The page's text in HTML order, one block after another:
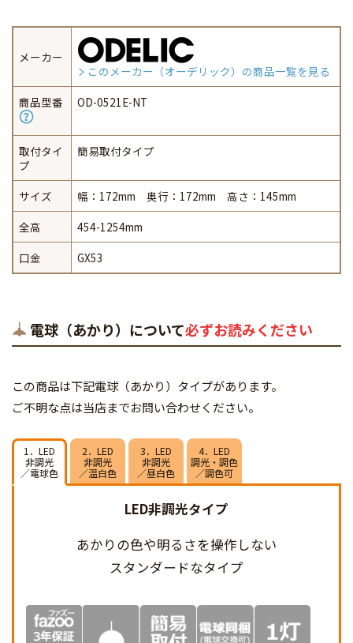
メーカー
このメーカー（オーデリック）の商品一覧を見る
商品型番
OD-0521E-NT
取付タイ
プ
簡易取付タイプ
サイズ
幅：172mm 奥行：172mm 高さ：145mm
全高
454-1254mm
口金
GX53
電球（あかり）について必ずお読みください
この商品は下記電球（あかり）タイプがあります。
ご不明な点は当店までお問い合わせください。
1．LED
非調光
／電球色
2．LED
非調光
／温白色
3．LED
非調光
／昼白色
4．LED
調光・調色
／調色可
LED非調光タイプ
あかりの色や明るさを操作しない
スタンダードなタイプ